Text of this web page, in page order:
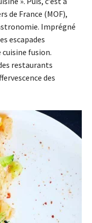
de France (MOF),
Imprégné
escapades
cuisine fusion.
restaurants
des